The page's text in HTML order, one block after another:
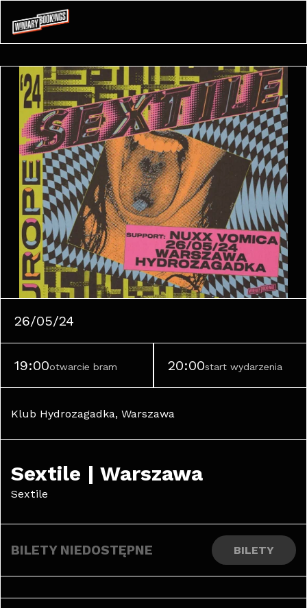
26/05/24
19:00otwarcie bram 20:00start wydarzenia
Klub Hydrozagadka, Warszawa
Sextile | Warszawa
Sextile
BILETY NIEDOSTĘPNE BILETY